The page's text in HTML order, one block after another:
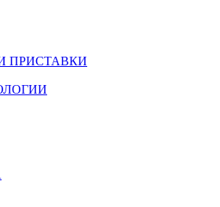
ПРИСТАВКИ